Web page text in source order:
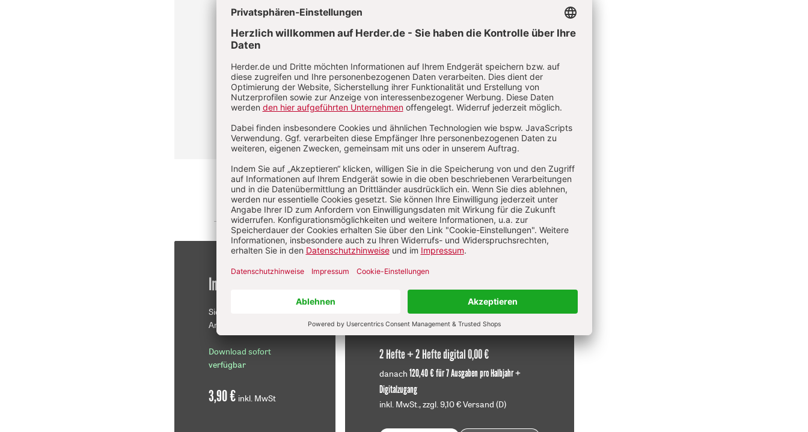
Diesen Artikel jetzt lesen!
Im Einzelkauf
Sie erhalten diesen
Artikel als PDF-Datei.
Download sofort
verfügbar
3,90 € inkl. MwSt
Im Abo
Ihr Plus: Zugriff auch auf alle anderen
Artikel im Abo-Bereich
2 Hefte + 2 Hefte digital 0,00 €
danach 120,40 € für 7 Ausgaben pro Halbjahr +
Digitalzugang
inkl. MwSt., zzgl. 9,10 € Versand (D)